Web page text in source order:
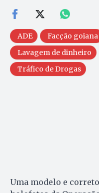
ADE Facção goiana
Lavagem de dinheiro
Tráfico de Drogas
Uma modelo e